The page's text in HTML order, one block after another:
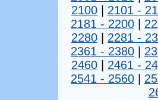
2100
2101 -
2181 - 2200
2280
2281 -
2361 - 2380
2460
2461 -
2541 - 2560